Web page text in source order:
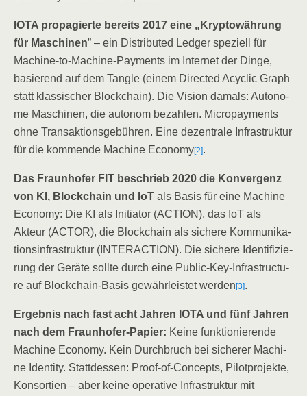
IOTA pro­pa­gier­te bereits 2017 eine „Kryp­to­wäh­rung
für Maschi­nen” – ein Dis­tri­bu­ted Led­ger spe­zi­ell für
Machi­ne-to-Machi­ne-Pay­ments im Inter­net der Din­ge,
basie­rend auf dem Tang­le (einem Direc­ted Acy­clic Graph
statt klas­si­scher Block­chain). Die Visi­on damals: Auto­no­
me Maschi­nen, die auto­nom bezah­len. Micro­pay­ments
ohne Trans­ak­ti­ons­ge­büh­ren. Eine dezen­tra­le Infra­struk­tur
für die kom­men­de Machi­ne Eco­no­my[2].
Das Fraun­ho­fer FIT beschrieb 2020 die Kon­ver­genz
von KI, Block­chain und IoT als Basis für eine Machi­ne
Eco­no­my: Die KI als Initia­tor (ACTION), das IoT als
Akteur (ACTOR), die Block­chain als siche­re Kom­mu­ni­ka­
ti­ons­in­fra­struk­tur (INTERACTION). Die siche­re Iden­ti­fi­zie­
rung der Gerä­te soll­te durch eine Public-Key-Infra­struc­tu­
re auf Block­chain-Basis gewähr­leis­tet wer­den[3].
Ergeb­nis nach fast acht Jah­ren IOTA und fünf Jah­ren
nach dem Fraun­ho­fer-Papier: Kei­ne funk­tio­nie­ren­de
Machi­ne Eco­no­my. Kein Durch­bruch bei siche­rer Machi­
ne Iden­ti­ty. Statt­des­sen: Pro­of-of-Con­cepts, Pilot­pro­jek­te,
Kon­sor­ti­en – aber kei­ne ope­ra­ti­ve Infra­struk­tur mit